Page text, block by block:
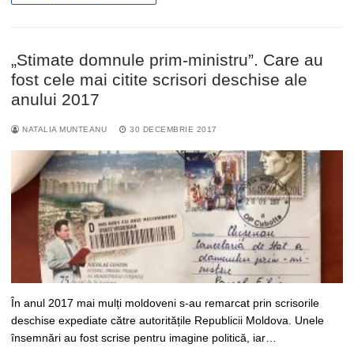
„Stimate domnule prim-ministru”. Care au
fost cele mai citite scrisori deschise ale
anului 2017
NATALIA MUNTEANU 30 DECEMBRIE 2017
În anul 2017 mai mulți moldoveni s-au remarcat prin scrisorile
deschise expediate către autoritățile Republicii Moldova. Unele
însemnări au fost scrise pentru imagine politică, iar…